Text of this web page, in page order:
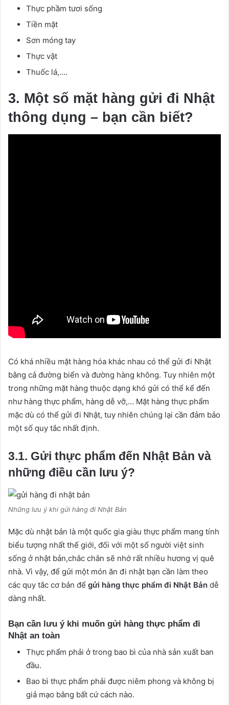
Thực phầm tươi sống
Tiền mặt
Sơn móng tay
Thực vật
Thuốc lá,….
3. Một số mặt hàng gửi đi Nhật
thông dụng – bạn cần biết?
Có khá nhiều mặt hàng hóa khác nhau có thể gửi đi Nhật
bằng cả đường biển và đường hàng không. Tuy nhiên một
trong những mặt hàng thuộc dạng khó gửi có thể kể đến
như hàng thực phẩm, hàng dễ vỡ,… Mặt hàng thực phẩm
mặc dù có thể gửi đi Nhật, tuy nhiên chúng lại cần đảm bảo
một số quy tắc nhất định.
3.1. Gửi thực phẩm đến Nhật Bản và
những điều cần lưu ý?
Những lưu ý khi gửi hàng đi Nhật Bản
Mặc dù nhật bản là một quốc gia giàu thực phẩm mang tính
biểu tượng nhất thế giới, đối với một số người việt sinh
sống ở nhật bản,chắc chắn sẽ nhớ rất nhiều hương vị quê
nhà. Vì vậy, để gửi một món ăn đi nhật bạn cần làm theo
các quy tắc cơ bản để gửi hàng thực phẩm đi Nhật Bản dễ
dàng nhất.
Bạn cần lưu ý khi muốn gửi hàng thực phẩm đi
Nhật an toàn
Thực phẩm phải ở trong bao bì của nhà sản xuất ban
đầu.
Bao bì thực phẩm phải được niêm phong và không bị
giả mạo bằng bất cứ cách nào.